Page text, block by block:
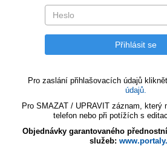
Pro zaslání přihlašovacích údajů
údajů.
Pro SMAZAT / UPRAVIT záznam, který
telefon nebo při potížích s
Objednávky garantovaného
služeb: